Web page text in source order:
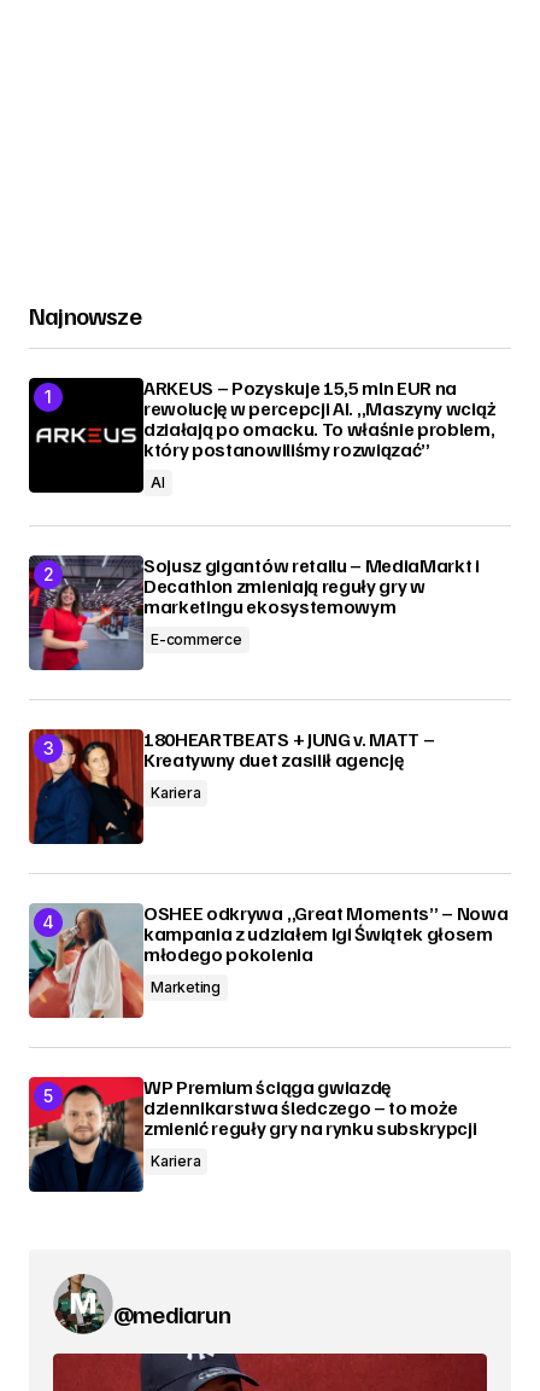
Najnowsze
ARKEUS – Pozyskuje 15,5 mln EUR na
rewolucję w percepcji AI. „Maszyny wciąż
działają po omacku. To właśnie problem,
który postanowiliśmy rozwiązać”
AI
Sojusz gigantów retailu – MediaMarkt i
Decathlon zmieniają reguły gry w
marketingu ekosystemowym
E-commerce
180HEARTBEATS + JUNG v. MATT –
Kreatywny duet zasilił agencję
Kariera
OSHEE odkrywa „Great Moments” – Nowa
kampania z udziałem Igi Świątek głosem
młodego pokolenia
Marketing
WP Premium ściąga gwiazdę
dziennikarstwa śledczego – to może
zmienić reguły gry na rynku subskrypcji
Kariera
@mediarun